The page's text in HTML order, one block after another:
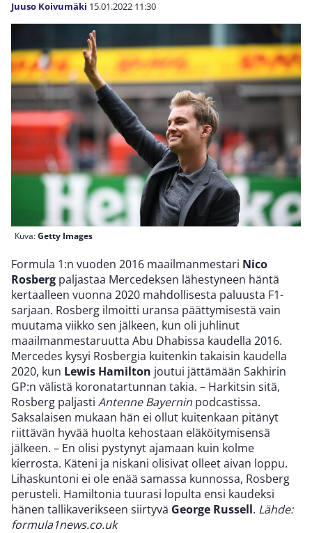
Juuso Koivumäki 15.01.2022 11:30
Kuva:Getty Images
Formula 1:n vuoden 2016 maailmanmestari Nico
Rosberg paljastaa Mercedeksen lähestyneen häntä
kertaalleen vuonna 2020 mahdollisesta paluusta F1-
sarjaan. Rosberg ilmoitti uransa päättymisestä vain
muutama viikko sen jälkeen, kun oli juhlinut
maailmanmestaruutta Abu Dhabissa kaudella 2016.
Mercedes kysyi Rosbergia kuitenkin takaisin kaudella
2020, kun Lewis Hamilton joutui jättämään Sakhirin
GP:n välistä koronatartunnan takia. – Harkitsin sitä,
Rosberg paljasti Antenne Bayernin podcastissa.
Saksalaisen mukaan hän ei ollut kuitenkaan pitänyt
riittävän hyvää huolta kehostaan eläköitymisensä
jälkeen. – En olisi pystynyt ajamaan kuin kolme
kierrosta. Käteni ja niskani olisivat olleet aivan loppu.
Lihaskuntoni ei ole enää samassa kunnossa, Rosberg
perusteli. Hamiltonia tuurasi lopulta ensi kaudeksi
hänen tallikaverikseen siirtyvä George Russell. Lähde:
formula1news.co.uk